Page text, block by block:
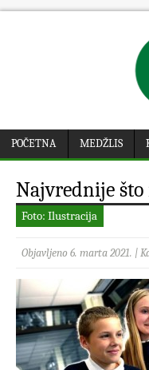
POČETNA MEDŽLIS
Najvrednije
Foto: Ilustracija
Objavljeno 6. marta 2021. |